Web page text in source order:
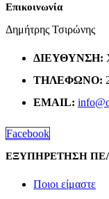
Επικοινωνία
Δημήτρης Τσιρώνης
ΔΙΕΎΘΥΝΣΗ:
ΤΗΛΈΦΩΝΟ:
EMAIL:
Facebook
ΕΞΥΠΗΡΕΤΗΣΗ
Ποιοι είμαστε